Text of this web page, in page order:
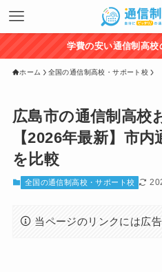
学費の安い通信制高
ホーム 全国の通信制高校・サポート校
広島市の通信制高校
【2026年最新】市
を比較
全国の通信制高校・サポート校
当ページのリンクには広